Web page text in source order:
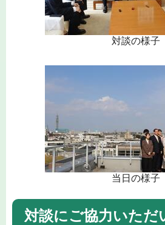
対談の様子
当日の様子
対談にご協力いただ